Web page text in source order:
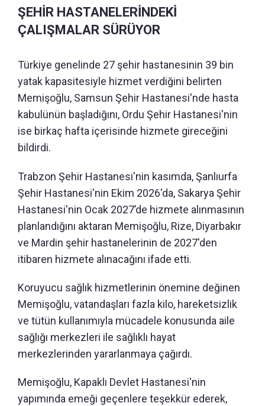
ŞEHİR HASTANELERİNDEKİ
ÇALIŞMALAR SÜRÜYOR
Türkiye genelinde 27 şehir hastanesinin 39 bin
yatak kapasitesiyle hizmet verdiğini belirten
Memişoğlu, Samsun Şehir Hastanesi'nde hasta
kabulünün başladığını, Ordu Şehir Hastanesi'nin
ise birkaç hafta içerisinde hizmete gireceğini
bildirdi.
Trabzon Şehir Hastanesi'nin kasımda, Şanlıurfa
Şehir Hastanesi'nin Ekim 2026'da, Sakarya Şehir
Hastanesi'nin Ocak 2027’de hizmete alınmasının
planlandığını aktaran Memişoğlu, Rize, Diyarbakır
ve Mardin şehir hastanelerinin de 2027'den
itibaren hizmete alınacağını ifade etti.
Koruyucu sağlık hizmetlerinin önemine değinen
Memişoğlu, vatandaşları fazla kilo, hareketsizlik
ve tütün kullanımıyla mücadele konusunda aile
sağlığı merkezleri ile sağlıklı hayat
merkezlerinden yararlanmaya çağırdı.
Memişoğlu, Kapaklı Devlet Hastanesi'nin
yapımında emeği geçenlere teşekkür ederek,